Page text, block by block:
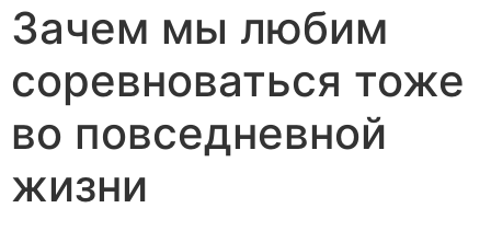
Зачем мы любим
соревноваться тоже
во повседневной
жизни